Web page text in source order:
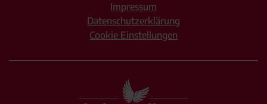
Impressum
Datenschutzerklärung
Cookie Einstellungen